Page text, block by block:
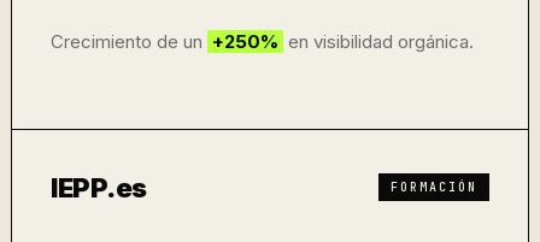
Crecimiento de un +250% en visibilidad orgánica.
IEPP.es FORMACIÓN